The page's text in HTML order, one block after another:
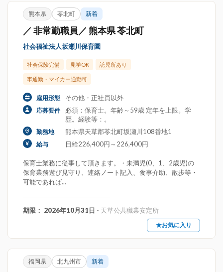
熊本県 苓北町 新着
／ 非常勤職員／ 熊本県 苓北町
社会福祉法人坂瀬川保育園
社会保険完備 見学OK 託児所あり
車通勤・マイカー通勤可
雇用形態 その他・正社員以外
応募要件
必須：保育士。年齢～59歳 定年を上限。学
歴。経験等：。
勤務地 熊本県天草郡苓北町坂瀬川108番地1
給与 日給226,400円～226,400円
保育士業務に従事して頂きます。・未満児(0、1、2歳児)の
保育業務遊び見守り、連絡ノート記入、食事介助、散歩等・
可能であれば...
期限： 2026年10月31日 - 天草公共職業安定所
★お気に入り
福岡県 北九州市 新着